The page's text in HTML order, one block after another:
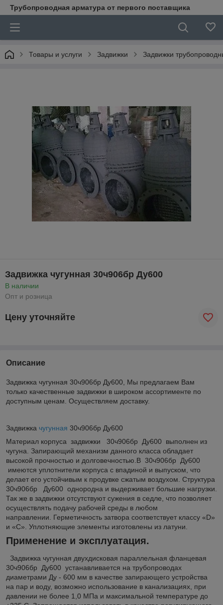
Трубопроводная арматура от первого поставщика
Товары и услуги Задвижки Задвижки
Задвижка чугунная 30ч906бр Ду600
В наличии
Опт и розница
Цену уточняйте
Описание
Задвижка чугунная 30ч906бр Ду600, Мы предлагаем Вам
только качественные задвижки в широком ассортименте по
доступным ценам. Осуществляем доставку.
Задвижка чугунная 30ч906бр Ду600
Материал корпуса задвижки 30ч906бр Ду600 выполнен из
чугуна. Запирающий механизм данного класса обладает
высокой прочностью и долговечностью.В 30ч906бр Ду600
имеются уплотнители корпуса с впадиной и выпуском, что
делает его устойчивым к продувке сжатым воздухом. Структура
30ч906бр Ду600 однородна и выдерживает большие нагрузки.
Так же в задвижки отсутствуют сужения в седле, что позволяет
осуществлять подачу рабочей среды в любом
направлении. Герметичность затвора соответствует классу «D»
и «С». Уплотняющие элементы изготовлены из латуни.
Применение и эксплуатация.
Задвижка чугунная двухдисковая параллельная фланцевая
30ч906бр Ду600 устанавливается на трубопроводах
диаметрами Ду - 600 мм в качестве запирающего устройства
на пар и воду, возможно использование в канализациях, при
давлении не более 1,0 МПа и максимальной температуре до